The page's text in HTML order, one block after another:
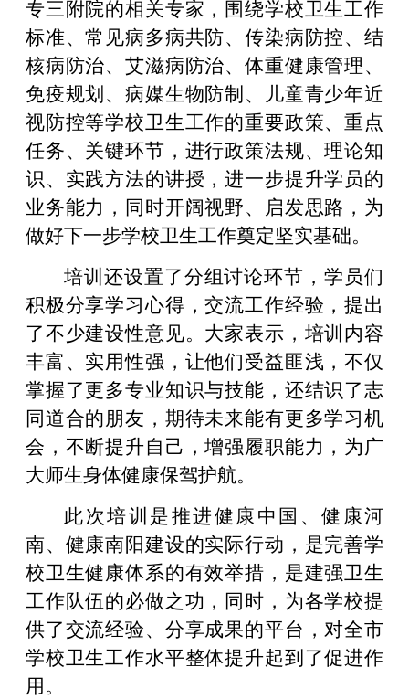
专三附院的相关专家，围绕学校卫生工作
标准、常见病多病共防、传染病防控、结
核病防治、艾滋病防治、体重健康管理、
免疫规划、病媒生物防制、儿童青少年近
视防控等学校卫生工作的重要政策、重点
任务、关键环节，进行政策法规、理论知
识、实践方法的讲授，进一步提升学员的
业务能力，同时开阔视野、启发思路，为
做好下一步学校卫生工作奠定坚实基础。
培训还设置了分组讨论环节，学员们
积极分享学习心得，交流工作经验，提出
了不少建设性意见。大家表示，培训内容
丰富、实用性强，让他们受益匪浅，不仅
掌握了更多专业知识与技能，还结识了志
同道合的朋友，期待未来能有更多学习机
会，不断提升自己，增强履职能力，为广
大师生身体健康保驾护航。
此次培训是推进健康中国、健康河
南、健康南阳建设的实际行动，是完善学
校卫生健康体系的有效举措，是建强卫生
工作队伍的必做之功，同时，为各学校提
供了交流经验、分享成果的平台，对全市
学校卫生工作水平整体提升起到了促进作
用。